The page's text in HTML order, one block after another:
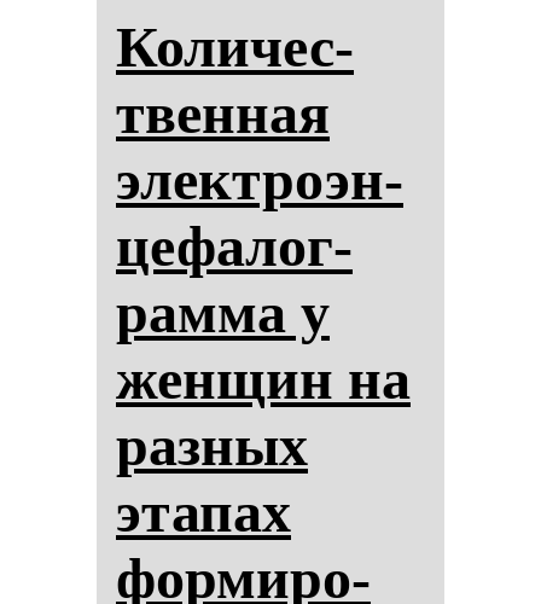
Ко­ли­чес­
твен­ная
элек­тро­эн­
це­фа­лог­
рам­ма у
жен­щин на
раз­ных
эта­пах
фор­ми­ро­